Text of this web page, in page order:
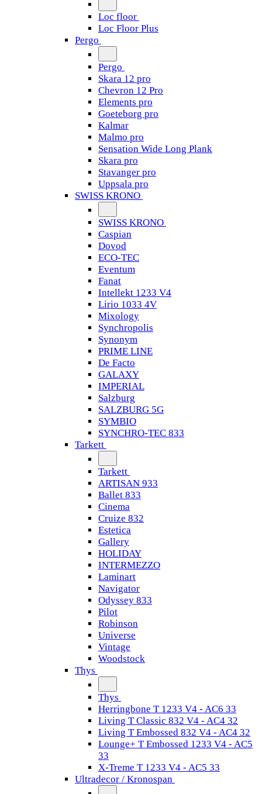
Loc floor
Loc Floor Plus
Pergo
Pergo
Skara 12 pro
Chevron 12 Pro
Elements pro
Goeteborg pro
Kalmar
Malmo pro
Sensation Wide Long Plank
Skara pro
Stavanger pro
Uppsala pro
SWISS KRONO
SWISS KRONO
Caspian
Dovod
ECO-TEC
Eventum
Fanat
Intellekt 1233 V4
Lirio 1033 4V
Mixology
Synchropolis
Synonym
PRIME LINE
De Facto
GALAXY
IMPERIAL
Salzburg
SALZBURG 5G
SYMBIO
SYNCHRO-TEC 833
Tarkett
Tarkett
ARTISAN 933
Ballet 833
Cinema
Cruize 832
Estetica
Gallery
HOLIDAY
INTERMEZZO
Laminart
Navigator
Odyssey 833
Pilot
Robinson
Universe
Vintage
Woodstock
Thys
Thys
Herringbone T 1233 V4 - AC6 33
Living T Classic 832 V4 - AC4 32
Living T Embossed 832 V4 - AC4 32
Lounge+ T Embossed 1233 V4 - AC5
33
X-Treme T 1233 V4 - AC5 33
Ultradecor / Kronospan